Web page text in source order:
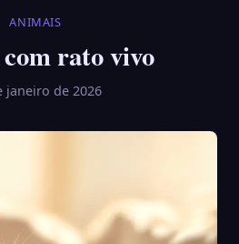
ANIMAIS
rato vivo
janeiro de 2026